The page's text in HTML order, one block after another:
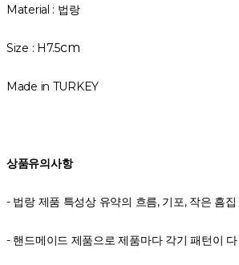
Material : 법랑
Size : H7.5cm
Made in TURKEY
상품유의사항
- 법랑 제품 특성상 유약의 흐름, 기포, 작은 흠
- 핸드메이드 제품으로 제품마다 각기 패턴이